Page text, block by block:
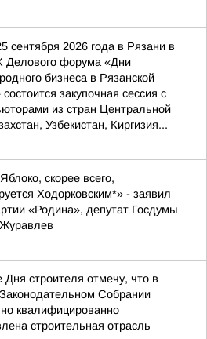
сентября 2026 года в Рязани в
Делового форума «Дни
бизнеса в Рязанской
закупочная сессия с
из стран Центральной
Узбекистан, Киргизия...
скорее всего,
Ходорковским*» - заявил
«Родина», депутат Госдумы
Дня строителя отмечу, что в
Собрании
квалифицированно
строительная отрасль